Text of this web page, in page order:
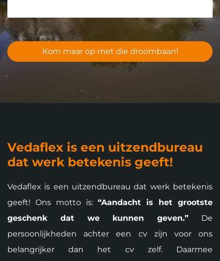
Kom maar op met die droombaan!
Vedaflex is een uitzendbureau
dat werk betekenis geeft!
Vedaflex is een uitzendbureau dat werk betekenis
geeft! Ons motto is:“Aandacht is het grootste
geschenk dat we kunnen geven.” De
persoonlijkheden achter een cv zijn voor ons
belangrijker dan het cv zelf. Daarmee